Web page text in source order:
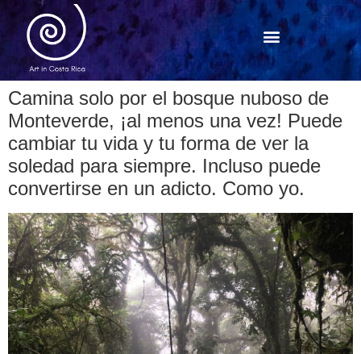
Camina solo por el bosque nuboso de
Monteverde, ¡al menos una vez! Puede
cambiar tu vida y tu forma de ver la
soledad para siempre. Incluso puede
convertirse en un adicto. Como yo.